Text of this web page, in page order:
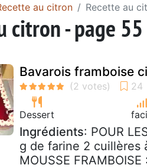
au citron Recette au
citron - page 55
Bavarois framboise
Dessert
Ingrédients: POUR
g de farine 2 cuillères
MOUSSE